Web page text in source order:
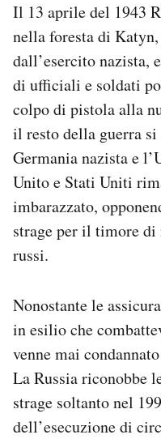
SHOP
CALENDARIO
AREA PERSONALE
Area Personale
Newsletter
Notifiche mobile
Regala il Post
Il 13 aprile del 1943
nella foresta di
dall’esercito nazista,
di ufficiali e soldati
colpo di pistola alla
il resto della guerra si
Germania nazista e
Unito e Stati Uniti
imbarazzato,
strage per il timore
russi.
Nonostante le
in esilio che
venne mai
La Russia riconobbe
strage soltanto nel
dell’esecuzione di